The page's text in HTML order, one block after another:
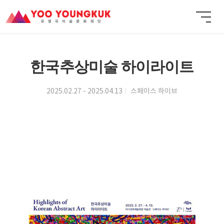
한국추상미술 하이라이트
2025.02.27 - 2025.04.13 스페이스 하이브